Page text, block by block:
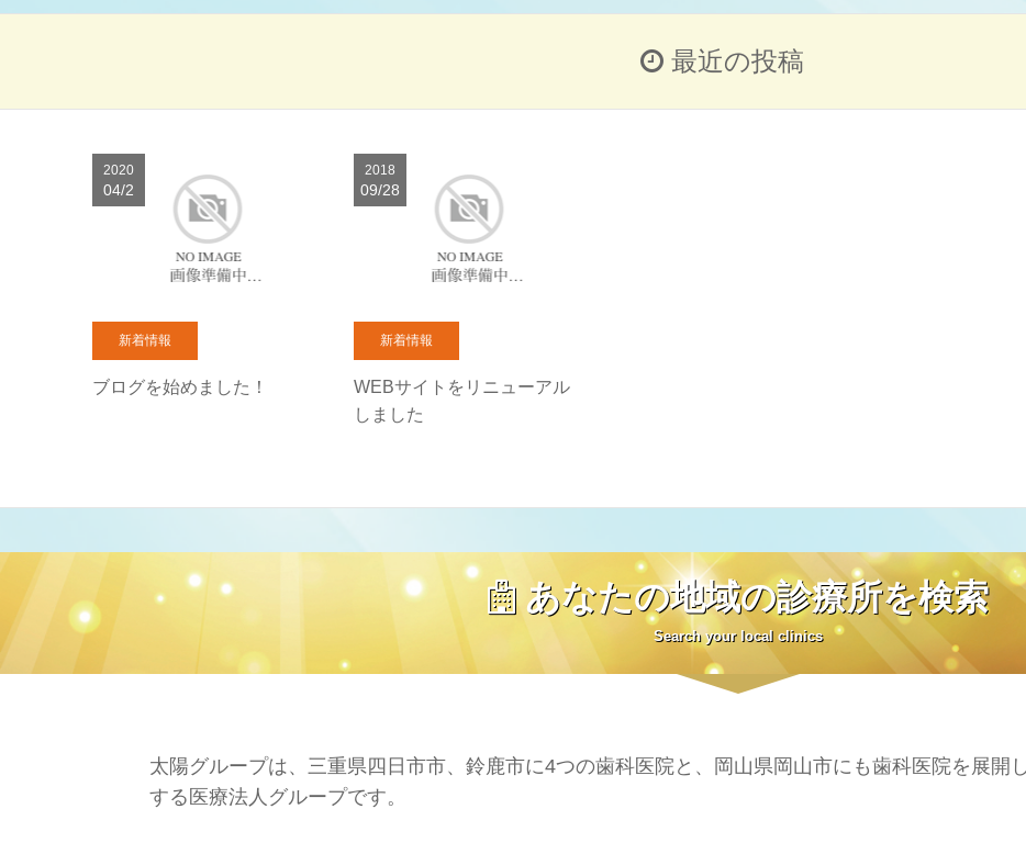
最近の投稿
新着情報
ブログを始めました！
2020
04/2
新着情報
WEBサイトをリニューアル
しました
2018
09/28
あなたの地域の診療所を検索
Search your local clinics
太陽グループは、三重県四日市市、鈴鹿市に4つの歯科医院と、岡山県岡山市にも歯科医院を展開
する医療法人グループです。